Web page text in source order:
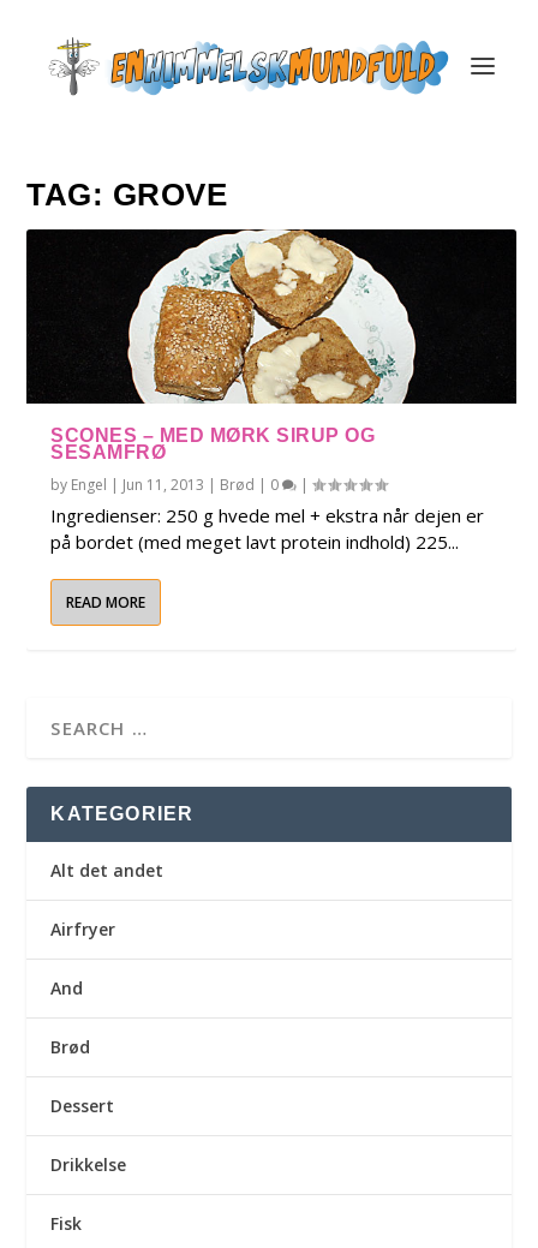
TAG: GROVE
SCONES – MED MØRK SIRUP OG
SESAMFRØ
by Engel | Jun 11, 2013 | Brød | 0 |
Ingredienser: 250 g hvede mel + ekstra når dejen er
på bordet (med meget lavt protein indhold) 225...
READ MORE
KATEGORIER
Alt det andet
Airfryer
And
Brød
Dessert
Drikkelse
Fisk